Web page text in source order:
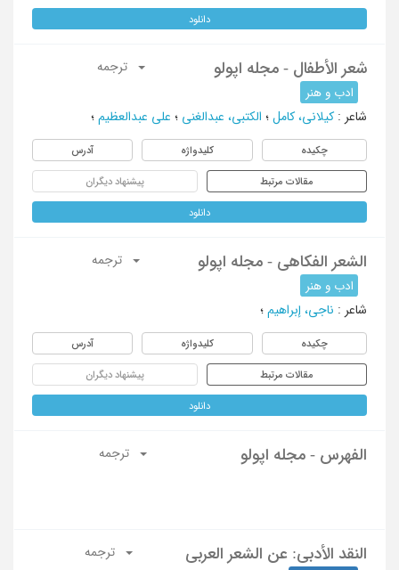
دانلود
شعر الأطفال - مجله اپولو
ادب و هنر
ترجمه
شاعر : کیلانی، کامل ؛ الکتبی، عبدالغنی ؛ علی عبدالعظیم ؛
چکیده کلیدواژه آدرس
مقالات مرتبط پیشنهاد دیگران
دانلود
الشعر الفکاهی - مجله اپولو
ادب و هنر
ترجمه
شاعر : ناجی، إبراهیم ؛
چکیده کلیدواژه آدرس
مقالات مرتبط پیشنهاد دیگران
دانلود
الفهرس - مجله اپولو ترجمه
النقد الأدبی: عن الشعر العربی ترجمه